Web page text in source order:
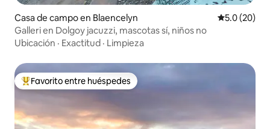
Casa de campo en Blaencelyn Calificación
5.0 (20)
Galleri en Dolgoy jacuzzi, mascotas sí, niños no
Ubicación · Exactitud · Limpieza
Favorito entre huéspedes preferido
Favorito entre huéspedes